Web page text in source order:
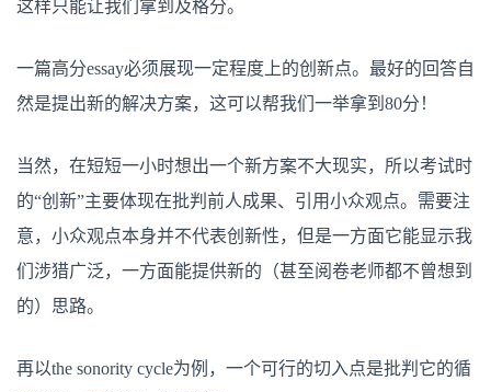
这样只能让我们拿到及格分。
一篇高分essay必须展现一定程度上的创新点。最好的回答自
然是提出新的解决方案，这可以帮我们一举拿到80分！
当然，在短短一小时想出一个新方案不大现实，所以考试时
的“创新”主要体现在批判前人成果、引用小众观点。需要注
意，小众观点本身并不代表创新性，但是一方面它能显示我
们涉猎广泛，一方面能提供新的（甚至阅卷老师都不曾想到
的）思路。
再以the sonority cycle为例，一个可行的切入点是批判它的循